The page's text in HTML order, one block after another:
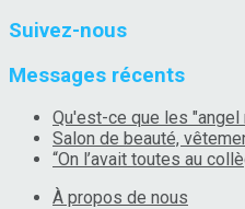
Suivez-nous
Messages récents
Qu'est-ce que les "angel
Salon de beauté,
“On l’avait toutes au
À propos de nous